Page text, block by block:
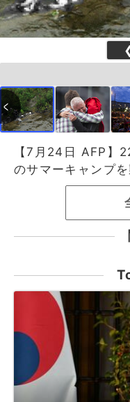
【7月24日 AFP】
のサマーキャンプ